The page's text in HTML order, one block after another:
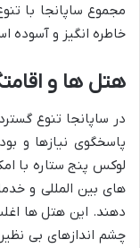
مجموع ساپانجا با
خاطره انگیز و آسوده
هتل ها و
در ساپانجا تنوع
پاسخگوی نیازها و
لوکس پنج ستاره با
های بین المللی و
دهند. این هتل ها
چشم اندازهای بی